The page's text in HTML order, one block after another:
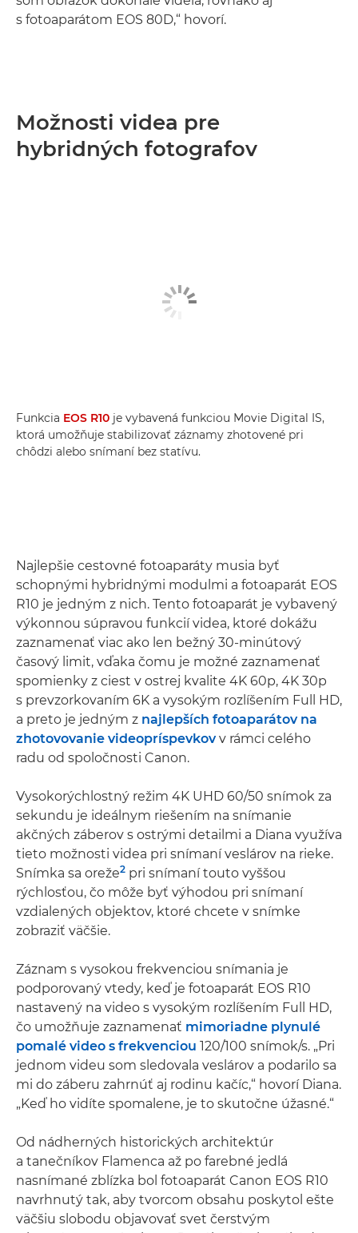
s fotoaparátom EOS 80D,“ hovorí.
Možnosti videa pre
hybridných fotografov
Funkcia EOS R10 je vybavená funkciou Movie Digital IS,
ktorá umožňuje stabilizovať záznamy zhotovené pri
chôdzi alebo snímaní bez statívu.
Najlepšie cestovné fotoaparáty musia byť
schopnými hybridnými modulmi a fotoaparát EOS
R10 je jedným z nich. Tento fotoaparát je vybavený
výkonnou súpravou funkcií videa, ktoré dokážu
zaznamenať viac ako len bežný 30-minútový
časový limit, vďaka čomu je možné zaznamenať
spomienky z ciest v ostrej kvalite 4K 60p, 4K 30p
s prevzorkovaním 6K a vysokým rozlíšením Full HD,
a preto je jedným z najlepších fotoaparátov na
zhotovovanie videopríspevkovv rámci celého
radu od spoločnosti Canon.
Vysokorýchlostný režim 4K UHD 60/50 snímok za
sekundu je ideálnym riešením na snímanie
akčných záberov s ostrými detailmi a Diana využíva
tieto možnosti videa pri snímaní veslárov na rieke.
Snímka sa oreže2 pri snímaní touto vyššou
rýchlosťou, čo môže byť výhodou pri snímaní
vzdialených objektov, ktoré chcete v snímke
zobraziť väčšie.
Záznam s vysokou frekvenciou snímania je
podporovaný vtedy, keď je fotoaparát EOS R10
nastavený na video s vysokým rozlíšením Full HD,
čo umožňuje zaznamenať mimoriadne plynulé
pomalé video s frekvenciou 120/100 snímok/s. „Pri
jednom videu som sledovala veslárov a podarilo sa
mi do záberu zahrnúť aj rodinu kačíc,“ hovorí Diana.
„Keď ho vidíte spomalene, je to skutočne úžasné.“
Od nádherných historických architektúr
a tanečníkov Flamenca až po farebné jedlá
nasnímané zblízka bol fotoaparát Canon EOS R10
navrhnutý tak, aby tvorcom obsahu poskytol ešte
väčšiu slobodu objavovať svet čerstvým